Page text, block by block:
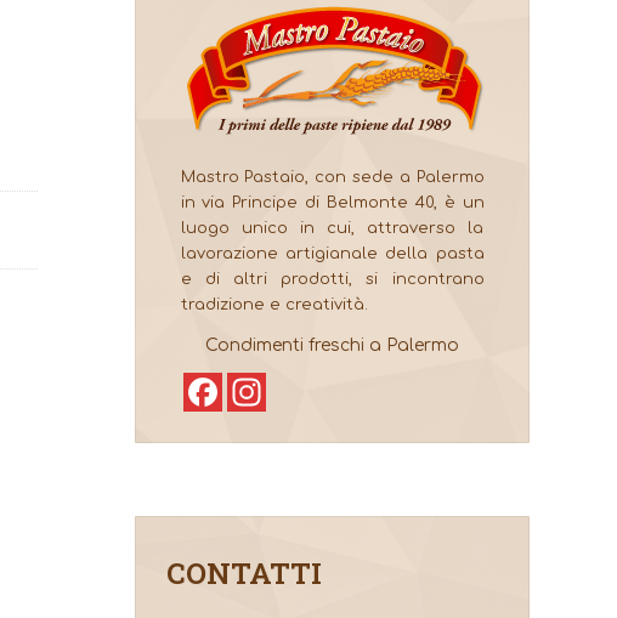
Mastro Pastaio, con sede a Palermo
in via Principe di Belmonte 40, è un
luogo unico in cui, attraverso la
lavorazione artigianale della pasta
e di altri prodotti, si incontrano
tradizione e creatività.
Condimenti freschi a Palermo
Facebook
CONTATTI